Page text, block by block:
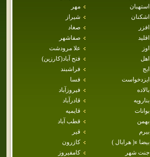
استهبان
مهر
اشكنان
شيراز
افزر
صغاد
اقليد
صفاشهر
اوز
علا مرودشت
اهل
فتح آباد(كارزين)
ايج
فراشبند
ايزدخواست
فسا
بالاده
فيروزآباد
بنارويه
قادرآباد
بوانات
قايميه
بهمن
قطب آباد
بيرم
قير
بيضا ء( هرابال )
كازرون
جنت شهر
كامفيروز